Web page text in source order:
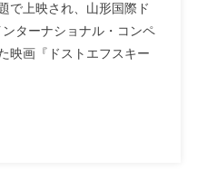
で上映され、山形国際ド
ターナショナル・コンペ
映画『ドストエフスキー